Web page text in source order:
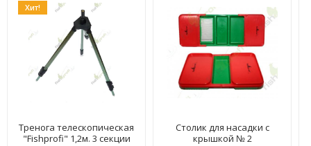
Хит!
Тренога телескопическая
"Fishprofi" 1,2м. 3 секции
Столик для насадки с
крышкой № 2